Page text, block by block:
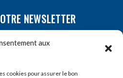
aux
cookies pour assurer le bon
NEWSLETTER